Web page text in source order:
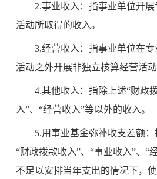
2.事业收入：指事业单位开
活动所取得的收入。
3.经营收入：指事业单位在
活动之外开展非独立核算经营活动
4.其他收入：指除上述“财政
入”、“经营收入”等以外的收入。
5.用事业基金弥补收支差额
“财政拨款收入”、“事业收入”、“
不足以安排当年支出的情况下，